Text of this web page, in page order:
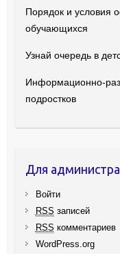
Порядок и условия
обучающихся
Узнай очередь в
Информационно-
подростков
Для
Войти
RSS записей
RSS комментариев
WordPress.org